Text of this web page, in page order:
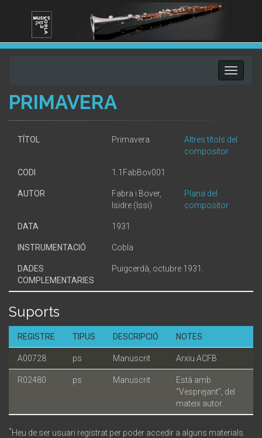
Toggle
PRIMAVERA
TÍTOL Primavera
Altres títols del
compositor
CODI 1.1FabBov001
AUTOR
Fabra i Bover,
Isidre (Issi)
Plana del
compositor
DATA 1931
INSTRUMENTACIÓ Cobla
DADES
COMPLEMENTARIES
Puigcerdà, octubre 1931.
Suports
REGISTRE TIPUS DESCRIPCIÓ NOTES
A00728 ps Manuscrit Arxiu ACFB
R02480 ps Manuscrit
Està amb
“Vesprejant”, del
mateix autor.
*Heu de ser usuari registrat per poder accedir a alguns materials.